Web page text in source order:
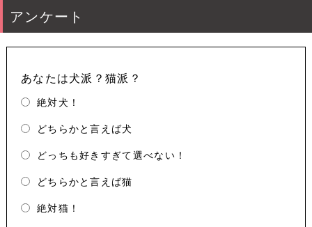
アンケート
あなたは犬派？猫派？
絶対犬！
どちらかと言えば犬
どっちも好きすぎて選べない！
どちらかと言えば猫
絶対猫！